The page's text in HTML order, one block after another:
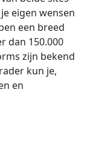
eigen wensen
een breed
dan 150.000
zijn bekend
kun je,
en